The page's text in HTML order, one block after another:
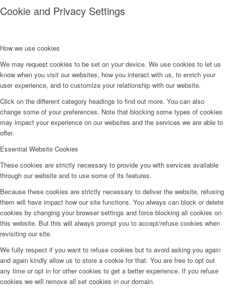
Cookie and Privacy Settings
How we use cookies
We may request cookies to be set on your device. We use cookies to let us
know when you visit our websites, how you interact with us, to enrich your
user experience, and to customize your relationship with our website.
Click on the different category headings to find out more. You can also
change some of your preferences. Note that blocking some types of cookies
may impact your experience on our websites and the services we are able to
offer.
Essential Website Cookies
These cookies are strictly necessary to provide you with services available
through our website and to use some of its features.
Because these cookies are strictly necessary to deliver the website, refusing
them will have impact how our site functions. You always can block or delete
cookies by changing your browser settings and force blocking all cookies on
this website. But this will always prompt you to accept/refuse cookies when
revisiting our site.
We fully respect if you want to refuse cookies but to avoid asking you again
and again kindly allow us to store a cookie for that. You are free to opt out
any time or opt in for other cookies to get a better experience. If you refuse
cookies we will remove all set cookies in our domain.